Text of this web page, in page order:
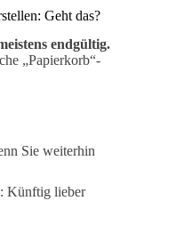
Geht das?
endgültig.
„Papierkorb“-
Sie weiterhin
Künftig lieber